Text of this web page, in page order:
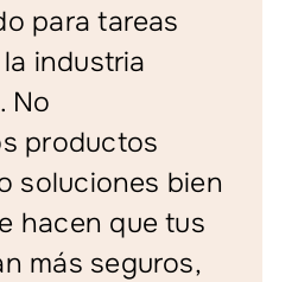
para tareas
industria
No
productos
soluciones bien
hacen que tus
más seguros,